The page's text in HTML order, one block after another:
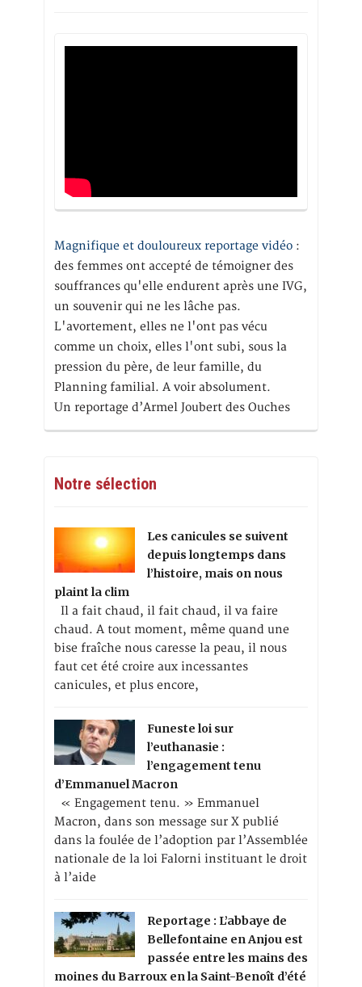
Magnifique et douloureux reportage vidéo :
des femmes ont accepté de témoigner des
souffrances qu'elle endurent après une IVG,
un souvenir qui ne les lâche pas.
L'avortement, elles ne l'ont pas vécu
comme un choix, elles l'ont subi, sous la
pression du père, de leur famille, du
Planning familial. A voir absolument.
Un reportage d’Armel Joubert des Ouches
Notre sélection
Les canicules se suivent
depuis longtemps dans
l’histoire, mais on nous
plaint la clim
Il a fait chaud, il fait chaud, il va faire
chaud. A tout moment, même quand une
bise fraîche nous caresse la peau, il nous
faut cet été croire aux incessantes
canicules, et plus encore,
Funeste loi sur
l’euthanasie :
l’engagement tenu
d’Emmanuel Macron
« Engagement tenu. » Emmanuel
Macron, dans son message sur X publié
dans la foulée de l’adoption par l’Assemblée
nationale de la loi Falorni instituant le droit
à l’aide
Reportage : L’abbaye de
Bellefontaine en Anjou est
passée entre les mains des
moines du Barroux en la Saint-Benoît d’été